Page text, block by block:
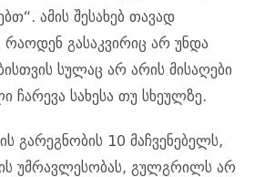
ამის შესახებ თავად
რაოდენ გასაკვირიც არ უნდა
სულაც არ არის მისაღები
ჩარევა სახესა თუ სხეულზე.
გარეგნობის 10 მაჩვენებელს,
უმრავლესობას, გულგრილს არ